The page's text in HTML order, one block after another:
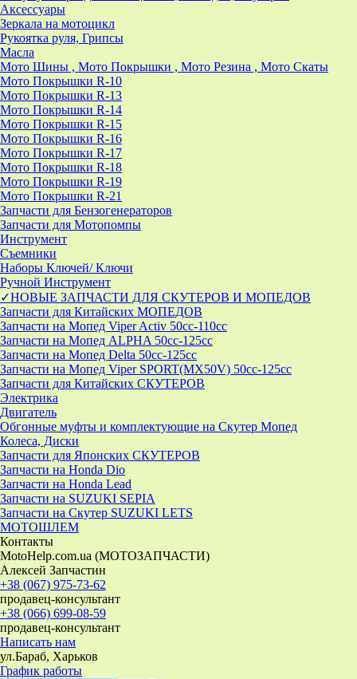
Аксессуары
Зеркала на мотоцикл
Рукоятка руля, Грипсы
Масла
Мото Шины , Мото Покрышки , Мото Резина , Мото Скаты
Мото Покрышки R-10
Мото Покрышки R-13
Мото Покрышки R-14
Мото Покрышки R-15
Мото Покрышки R-16
Мото Покрышки R-17
Мото Покрышки R-18
Мото Покрышки R-19
Мото Покрышки R-21
Запчасти для Бензогенераторов
Запчасти для Мотопомпы
Инструмент
Съемники
Наборы Ключей/ Ключи
Ручной Инструмент
✓НОВЫЕ ЗАПЧАСТИ ДЛЯ СКУТЕРОВ И МОПЕДОВ
Запчасти для Китайских МОПЕДОВ
Запчасти на Мопед Viper Activ 50cc-110cc
Запчасти на Мопед ALPHA 50cc-125cc
Запчасти на Мопед Delta 50cc-125cc
Запчасти на Мопед Viper SPORT(MX50V) 50cc-125cc
Запчасти для Китайских СКУТЕРОВ
Электрика
Двигатель
Обгонные муфты и комплектующие на Скутер Мопед
Колеса, Диски
Запчасти для Японских СКУТЕРОВ
Запчасти на Honda Dio
Запчасти на Honda Lead
Запчасти на SUZUKI SEPIA
Запчасти на Скутер SUZUKI LETS
МОТОШЛЕМ
Контакты
MotoHelp.com.ua (МОТОЗАПЧАСТИ)
Алексей Запчастин
+38 (067) 975-73-62
продавец-консультант
+38 (066) 699-08-59
продавец-консультант
Написать нам
ул.Бараб, Харьков
График работы